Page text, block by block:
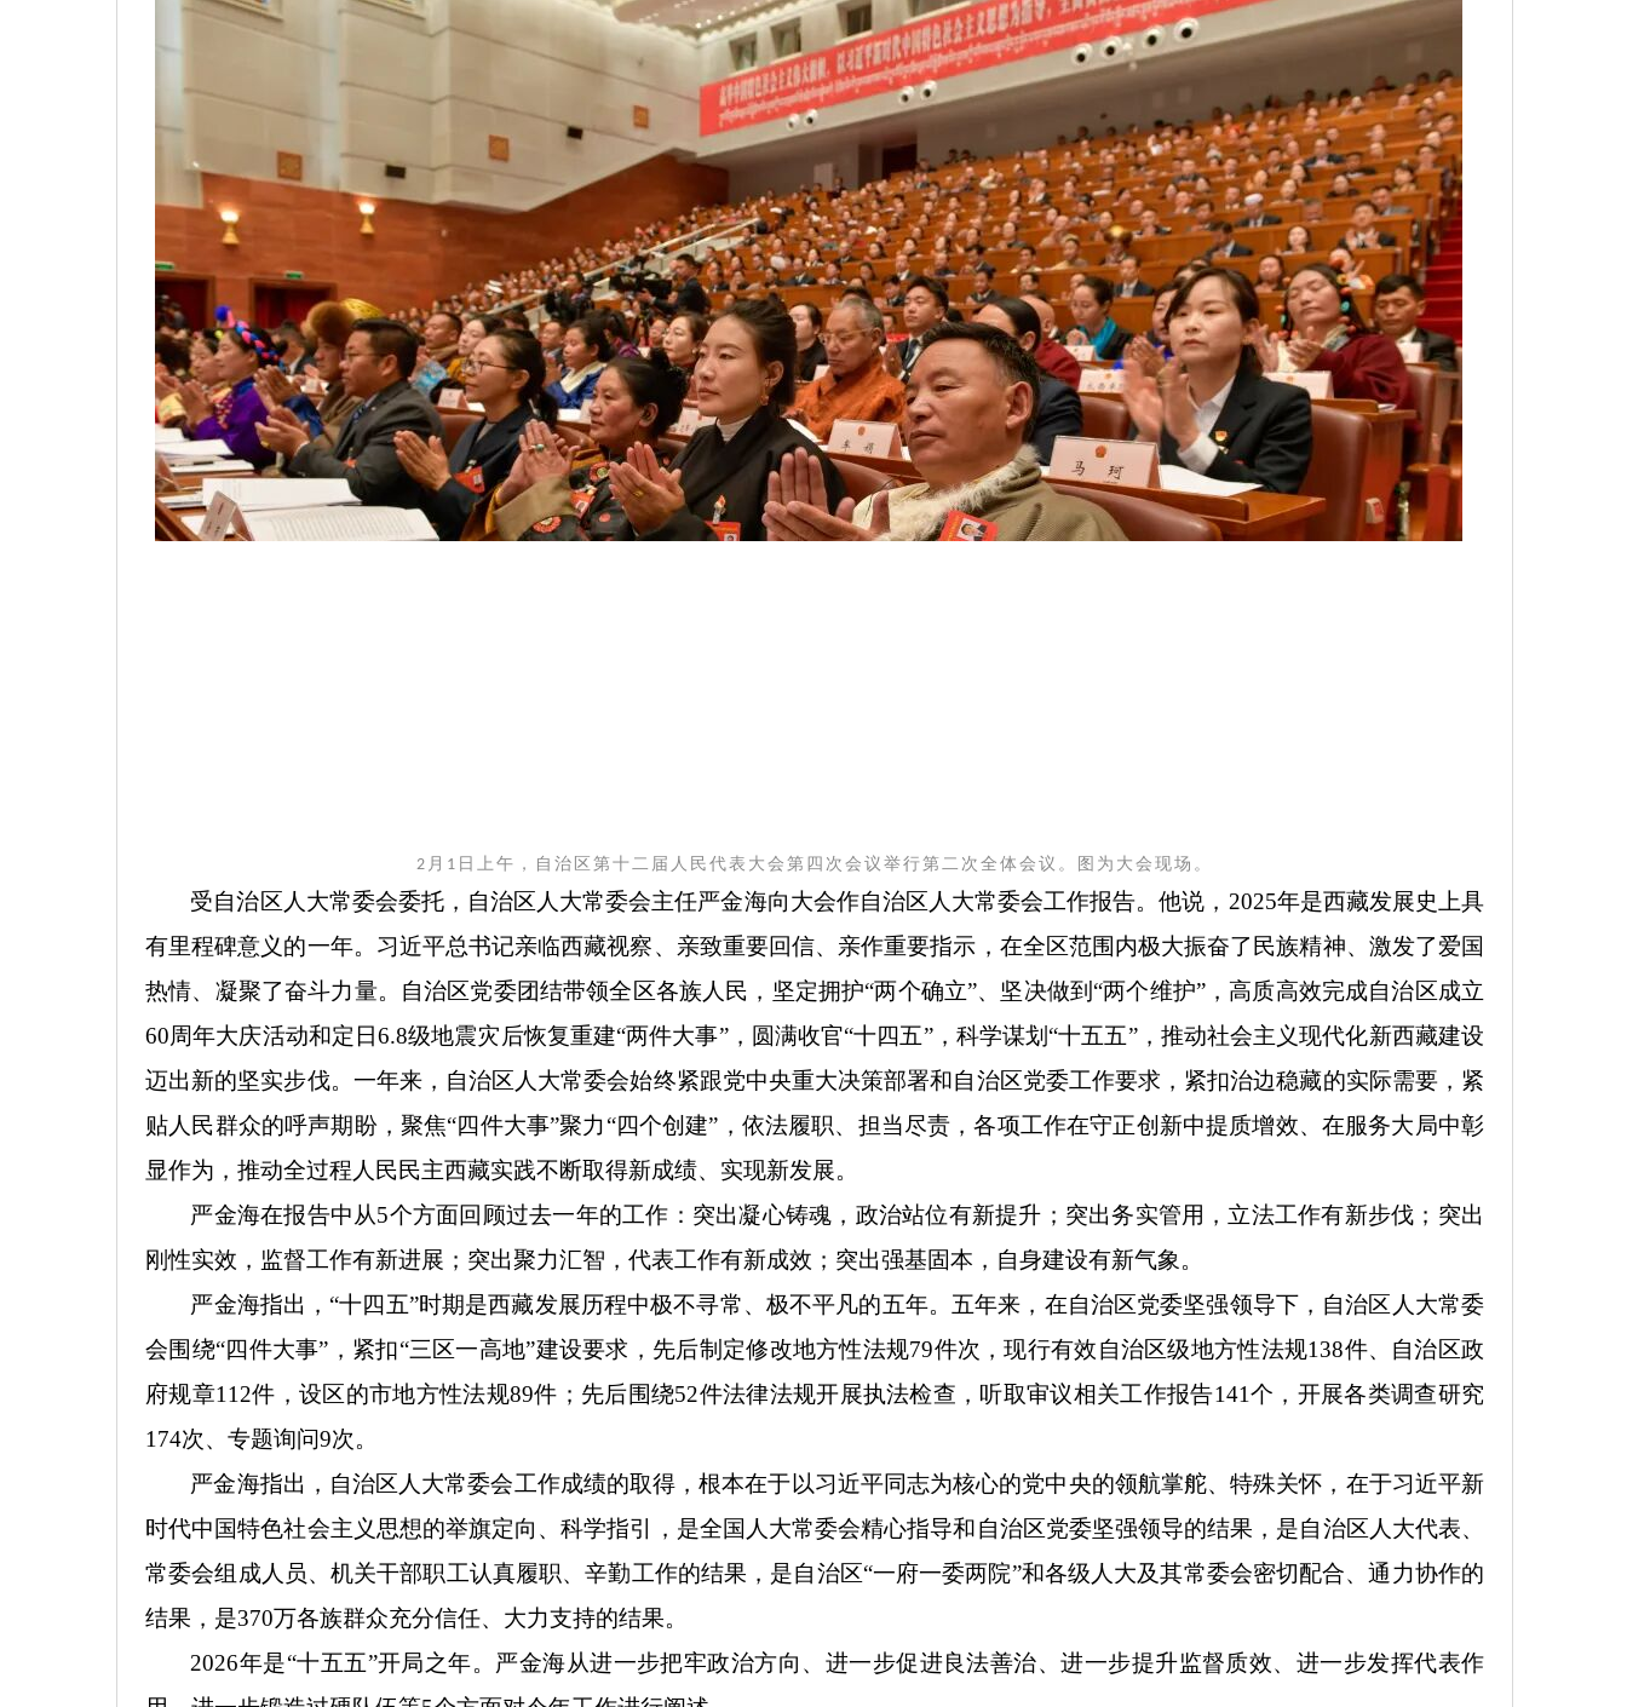
2 月 1 日上午，自治区第十二届人民代表大会第四次会议举行第二次全体会议。图为大会现场。
受自治区人大常委会委托，自治区人大常委会主任严金海向大会作自治区人大常委会工作报告。他说， 2025年是西藏发展史上具
有里程碑意义的一年。习近平总书记亲临西藏视察、亲致重要回信、亲作重要指示，在全区范围内极大振奋了民族精神、激发了爱国
热情、凝聚了奋斗力量。自治区党委团结带领全区各族人民，坚定拥护“两个确立”、坚决做到 “两个维护”，高质高效完成自治区成立
60周年大庆活动和定日6.8级地震灾后恢复重建“两件大事”，圆满收官“十四五”，科学谋划 “十五五”，推动社会主义现代化新西藏建设
迈出新的坚实步伐。一年来，自治区人大常委会始终紧跟党中央重大决策部署和自治区党委工作要求，紧扣治边稳藏的实际需要，紧
贴人民群众的呼声期盼，聚焦“四件大事”聚力“四个创建” ，依法履职、担当尽责，各项工作在守正创新中提质增效、在服务大局中彰
显作为，推动全过程人民民主西藏实践不断取得新成绩、实现新发展。
严金海在报告中从5个方面回顾过去一年的工作：突出凝心铸魂，政治站位有新提升；突出务实管用，立法工作有新步伐；突出
刚性实效，监督工作有新进展；突出聚力汇智，代表工作有新成效；突出强基固本，自身建设有新气象。
严金海指出， “十四五”时期是西藏发展历程中极不寻常、极不平凡的五年。五年来，在自治区党委坚强领导下，自治区人大常委
会围绕“四件大事” ，紧扣“三区一高地”建设要求，先后制定修改地方性法规79件次，现行有效自治区级地方性法规138件、自治区政
府规章112件，设区的市地方性法规89件；先后围绕52件法律法规开展执法检查，听取审议相关工作报告141个，开展各类调查研究
174次、专题询问9次。
严金海指出，自治区人大常委会工作成绩的取得，根本在于以习近平同志为核心的党中央的领航掌舵、特殊关怀，在于习近平新
时代中国特色社会主义思想的举旗定向、科学指引，是全国人大常委会精心指导和自治区党委坚强领导的结果，是自治区人大代表、
常委会组成人员、机关干部职工认真履职、辛勤工作的结果，是自治区“一府一委两院”和各级人大及其常委会密切配合、通力协作的
结果，是370万各族群众充分信任、大力支持的结果。
2026年是“十五五”开局之年。严金海从进一步把牢政治方向、进一步促进良法善治、进一步提升监督质效、进一步发挥代表作